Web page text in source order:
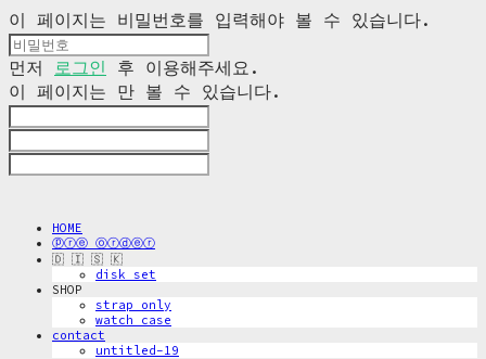
이 페이지는 비밀번호를 입력해야 볼 수 있습니다.
먼저 로그인 후 이용해주세요.
이 페이지는 만 볼 수 있습니다.
HOME
ⓟⓡⓔ ⓞⓡⓓⓔⓡ
🇩 🇮 🇸 🇰
disk_set
SHOP
strap only
watch case
contact
untitled-19